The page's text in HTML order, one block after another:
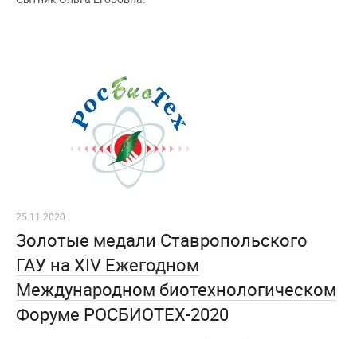
25.11.2020
Золотые медали Ставропольского
ГАУ на XIV Ежегодном
Международном биотехнологическом
Форуме РОСБИОТЕХ-2020